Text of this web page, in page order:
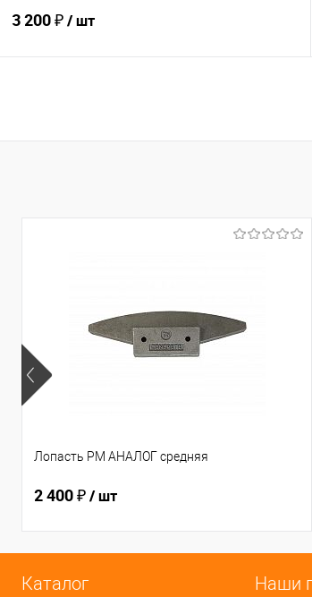
3 200 ₽/ шт
Купить в 1 клик
К сравнению
Лопасть PM АНАЛОГ средняя
2 400 ₽/ шт
Каталог Наши